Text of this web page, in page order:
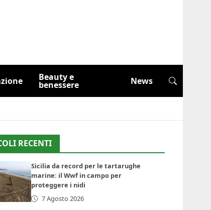
Beauty e
benessere News
RECENTI
Sicilia da record per le tartarughe
marine: il Wwf in campo per
proteggere i nidi
7 Agosto 2026